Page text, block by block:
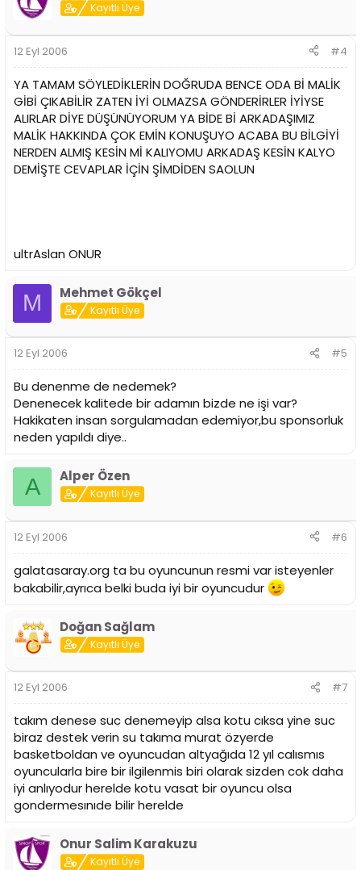
Kayıtlı Üye
12 Eyl 2006 #4
YA TAMAM SÖYLEDİKLERİN DOĞRUDA BENCE ODA Bİ MALİK
GİBİ ÇIKABİLİR ZATEN İYİ OLMAZSA GÖNDERİRLER İYİYSE
ALIRLAR DİYE DÜŞÜNÜYORUM YA BİDE Bİ ARKADAŞIMIZ
MALİK HAKKINDA ÇOK EMİN KONUŞUYO ACABA BU BİLGİYİ
NERDEN ALMIŞ KESİN Mİ KALIYOMU ARKADAŞ KESİN KALYO
DEMİŞTE CEVAPLAR İÇİN ŞİMDİDEN SAOLUN
ultrAslan ONUR
M Mehmet Gökçel
Kayıtlı Üye
12 Eyl 2006 #5
Bu denenme de nedemek?
Denenecek kalitede bir adamın bizde ne işi var?
Hakikaten insan sorgulamadan edemiyor,bu sponsorluk
neden yapıldı diye..
A Alper Özen
Kayıtlı Üye
12 Eyl 2006 #6
galatasaray.org ta bu oyuncunun resmi var isteyenler
bakabilir,ayrıca belki buda iyi bir oyuncudur
Doğan Sağlam
Kayıtlı Üye
12 Eyl 2006 #7
takım denese suc denemeyip alsa kotu cıksa yine suc
biraz destek verin su takıma murat özyerde
basketboldan ve oyuncudan altyağıda 12 yıl calısmıs
oyuncularla bire bir ilgilenmis biri olarak sizden cok daha
iyi anlıyodur herelde kotu vasat bir oyuncu olsa
gondermesınıde bilir herelde
Onur Salim Karakuzu
Kayıtlı Üye